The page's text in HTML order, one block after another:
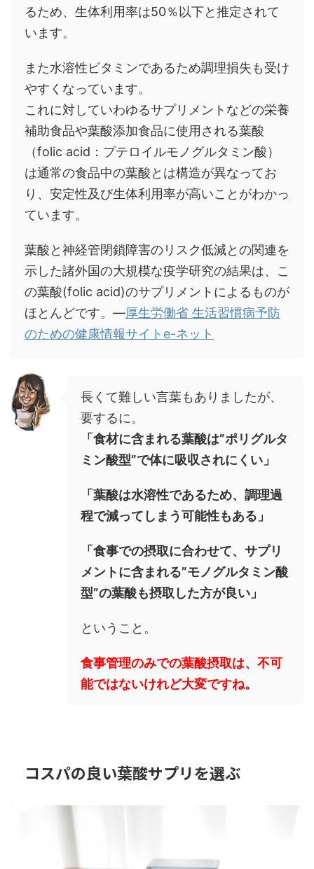
るため、生体利用率は50％以下と推定されて
います。
また水溶性ビタミンであるため調理損失も受け
やすくなっています。
これに対していわゆるサプリメントなどの栄養
補助食品や葉酸添加食品に使用される葉酸
（folic acid：プテロイルモノグルタミン酸）
は通常の食品中の葉酸とは構造が異なってお
り、安定性及び生体利用率が高いことがわかっ
ています。
葉酸と神経管閉鎖障害のリスク低減との関連を
示した諸外国の大規模な疫学研究の結果は、こ
の葉酸(folic acid)のサプリメントによるものが
ほとんどです。―厚生労働省 生活習慣病予防
のための健康情報サイトe-ネット
長くて難しい言葉もありましたが、
要するに。
「食材に含まれる葉酸は”ポリグルタ
ミン酸型”で体に吸収されにくい」
「葉酸は水溶性であるため、調理過
程で減ってしまう可能性もある」
「食事での摂取に合わせて、サプリ
メントに含まれる”モノグルタミン酸
型”の葉酸も摂取した方が良い」
ということ。
食事管理のみでの葉酸摂取は、不可
能ではないけれど大変ですね。
コスパの良い葉酸サプリを選ぶ